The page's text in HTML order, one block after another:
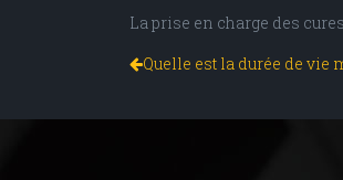
La prise en charge des
Quelle est la durée de vie